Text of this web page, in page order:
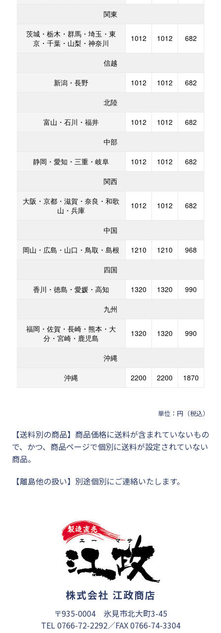
関東
茨城・栃木・群馬・埼玉・東
京・千葉・山梨・神奈川
1012 1012 682
信越
新潟・長野
1012 1012
682
北陸
富山・石川・福井
1012 1012
682
中部
静岡・愛知・三重・岐阜
1012 1012
682
関西
大阪・京都・滋賀・奈良・和歌
山・兵庫
1012 1012 682
中国
岡山・広島・山口・鳥取・島根
1210 1210
968
四国
香川・徳島・愛媛・高知
1320 1320
990
九州
福岡・佐賀・長崎・熊本・大
分・宮崎・鹿児島
1320 1320 990
沖縄
沖縄
2200 2200 1870
単位：円（税込）
【送料別の商品】商品価格に送料が含まれていないもの
で、かつ、商品ページで個別に送料が設定されていない
商品。
【離島他の扱い】別途個別にご連絡いたします。
株式会社 江政商店
〒935-0004 氷見市北大町3-45
TEL 0766-72-2292／FAX 0766-74-3304